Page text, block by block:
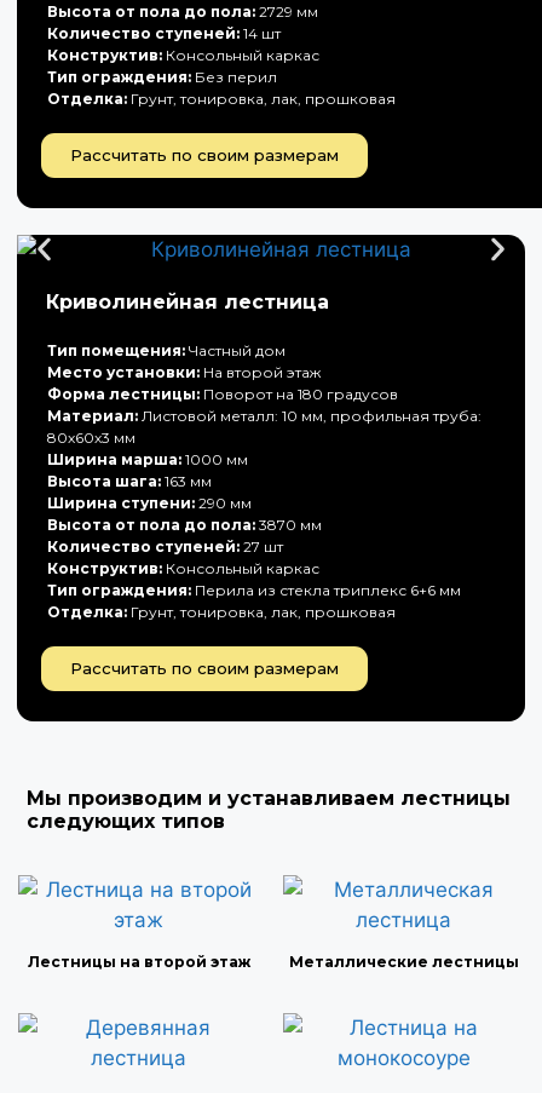
Высота от пола до пола: 2729 мм
Количество ступеней: 14 шт
Конструктив: Консольный каркас
Тип ограждения: Без перил
Отделка: Грунт, тонировка, лак, прошковая
Рассчитать по своим размерам
Криволинейная лестница
Тип помещения: Частный дом
Место установки: На второй этаж
Форма лестницы: Поворот на 180 градусов
Материал: Листовой металл: 10 мм, профильная труба:
80х60х3 мм
Ширина марша: 1000 мм
Высота шага: 163 мм
Ширина ступени: 290 мм
Высота от пола до пола: 3870 мм
Количество ступеней: 27 шт
Конструктив: Консольный каркас
Тип ограждения: Перила из стекла триплекс 6+6 мм
Отделка: Грунт, тонировка, лак, прошковая
Рассчитать по своим размерам
Мы производим и устанавливаем лестницы
следующих типов
Лестницы на второй этаж Металлические лестницы